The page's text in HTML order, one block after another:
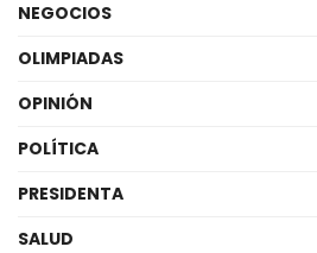
NEGOCIOS
OLIMPIADAS
OPINIÓN
POLÍTICA
PRESIDENTA
SALUD